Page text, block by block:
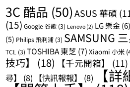
3C 酷品 (50)ASUS 華碩
(15) Google 谷歌 (3) Lenovo (2) LG 樂金(6)
(5) Philips 飛利浦 (3) SAMSUNG
TCL (3) TOSHIBA 東芝 (7) Xiaomi 小米
技巧】
(18) 【千元開箱】 (11)
尋】
(8) 【快訊報報】 (8) 【詳